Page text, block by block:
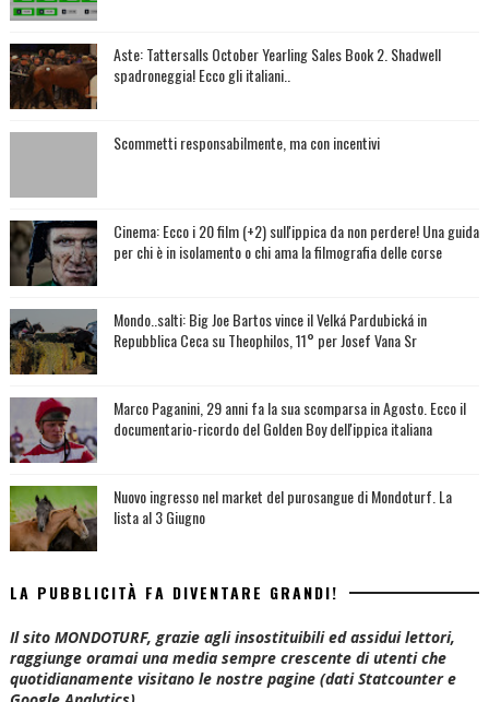
Aste: Tattersalls October Yearling Sales Book 2. Shadwell
spadroneggia! Ecco gli italiani..
Scommetti responsabilmente, ma con incentivi
Cinema: Ecco i 20 film (+2) sull'ippica da non perdere! Una guida
per chi è in isolamento o chi ama la filmografia delle corse
Mondo..salti: Big Joe Bartos vince il Velká Pardubická in
Repubblica Ceca su Theophilos, 11° per Josef Vana Sr
Marco Paganini, 29 anni fa la sua scomparsa in Agosto. Ecco il
documentario-ricordo del Golden Boy dell'ippica italiana
Nuovo ingresso nel market del purosangue di Mondoturf. La
lista al 3 Giugno
LA PUBBLICITÀ FA DIVENTARE GRANDI!
Il sito MONDOTURF, grazie agli insostituibili ed assidui lettori,
raggiunge oramai una media sempre crescente di utenti che
quotidianamente visitano le nostre pagine (dati Statcounter e